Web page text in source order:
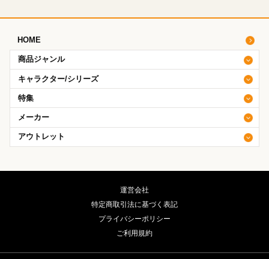
HOME
商品ジャンル
キャラクター/シリーズ
特集
メーカー
アウトレット
運営会社
特定商取引法に基づく表記
プライバシーポリシー
ご利用規約